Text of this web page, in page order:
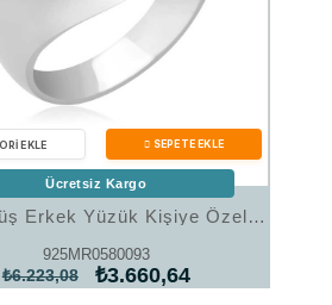
Hk Gümüş Erkek Yüzük Kişiye Özel |Gümüş Takı Hediyelik Ürünler
925MR0580093
₺3.660,64
₺6.223,08
Ücretsiz Kargo